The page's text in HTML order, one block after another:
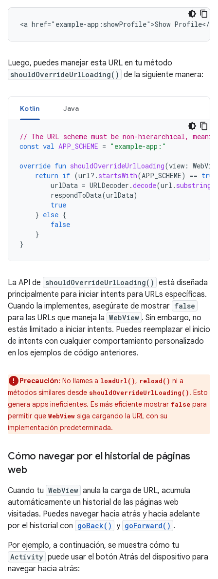
Luego, puedes manejar esta URL en tu método
shouldOverrideUrlLoading() de la siguiente manera:
Kotlin Java
// The URL scheme must be non-hierarchical,
const val APP_SCHEME = "example-app:"
override fun shouldOverrideUrlLoading(view :
return if (url?. startsWith(APP_SCHEME) == true
urlData = URLDecoder .decode(url . substring
respondToData(urlData)
true
} else {
false
}
}
La API de shouldOverrideUrlLoading() está diseñada
principalmente para iniciar intents para URLs específicas.
Cuando la implementes, asegúrate de mostrar false
para las URLs que maneja la WebView . Sin embargo, no
estás limitado a iniciar intents. Puedes reemplazar el inicio
de intents con cualquier comportamiento personalizado
en los ejemplos de código anteriores.
Precaución: No llames a loadUrl(), reload() ni a
métodos similares desde shouldOverrideUrlLoading(). Esto
genera apps ineficientes. Es más eficiente mostrar false para
permitir que WebView siga cargando la URL con su
implementación predeterminada.
Cómo navegar por el historial de páginas
web
Cuando tu WebView anula la carga de URL, acumula
automáticamente un historial de las páginas web
visitadas. Puedes navegar hacia atrás y hacia adelante
por el historial con goBack() y goForward() .
Por ejemplo, a continuación, se muestra cómo tu
Activity puede usar el botón Atrás del dispositivo para
navegar hacia atrás: